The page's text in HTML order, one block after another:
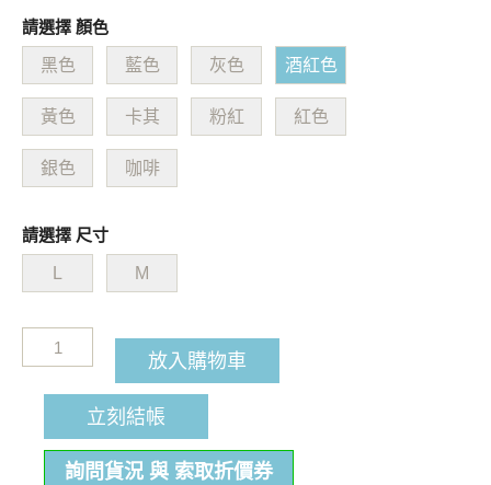
請選擇 顏色
黑色 藍色 灰色 酒紅色
黃色 卡其 粉紅 紅色
銀色 咖啡
請選擇 尺寸
M
放入購物車
立刻結帳
詢問貨況 與 索取折價券